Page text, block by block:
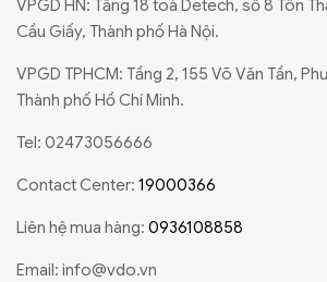
VPGD HN: Tầng 18 toà Detech, số 8 Tôn
Cầu Giấy, Thành phố Hà Nội.
VPGD TPHCM: Tầng 2, 155 Võ Văn Tần,
Thành phố Hồ Chí Minh.
Tel: 02473056666
Contact Center: 19000366
Liên hệ mua hàng: 0936108858
Email: info@vdo.vn